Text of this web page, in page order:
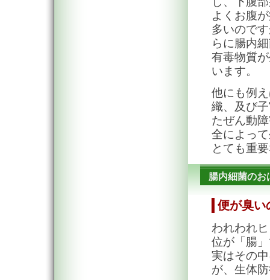
よくお腹
多いので
らに腸内
有毒物質
います。
他にも例
織、及び
たぜん動
全によっ
とても重
腸内細菌のお
便が臭い
われわれ
位が「腸
実はその
が、生体